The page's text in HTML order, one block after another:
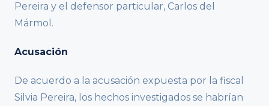
Pereira y el defensor particular, Carlos del
Mármol.
Acusación
De acuerdo a la acusación expuesta por la fiscal
Silvia Pereira, los hechos investigados se habrían